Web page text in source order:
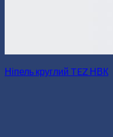
Ніпель круглий TEZ НВК